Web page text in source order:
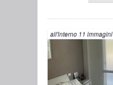
all'interno 11 immagini